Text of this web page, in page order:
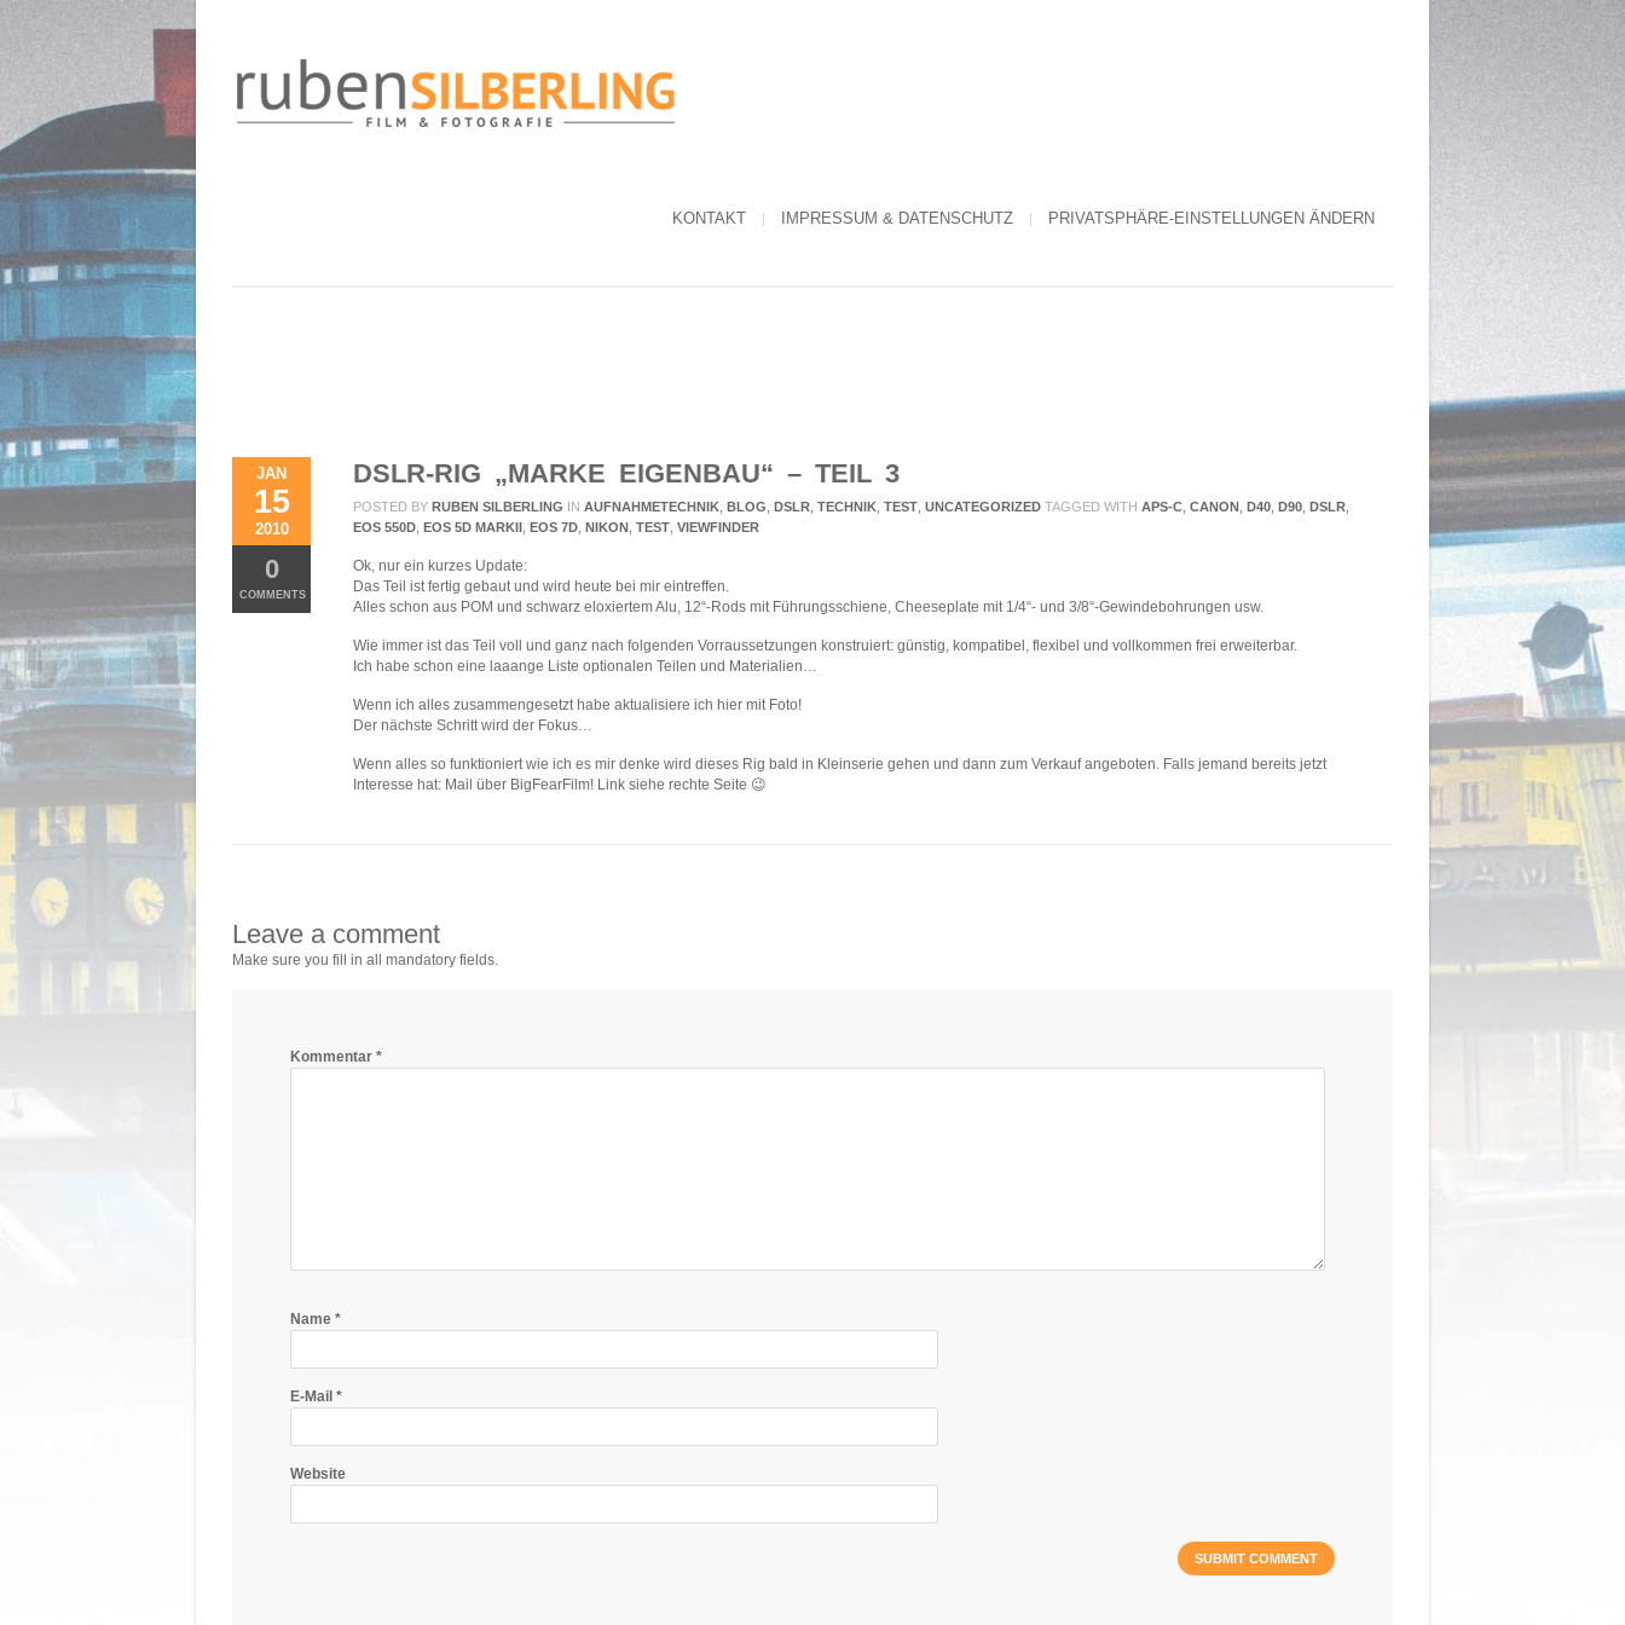
KONTAKT IMPRESSUM & DATENSCHUTZ PRIVATSPHÄRE-EINSTELLUNGEN ÄNDERN
JAN
15
2010
0
COMMENTS
DSLR-RIG „MARKE EIGENBAU“ – TEIL 3
POSTED BY RUBEN SILBERLING IN AUFNAHMETECHNIK BLOG DSLR TECHNIK TEST UNCATEGORIZED TAGGED WITH APS-C CANON D40 D90 DSLR
EOS 550D EOS 5D MARKII EOS 7D NIKON TEST VIEWFINDER
Ok, nur ein kurzes Update:
Das Teil ist fertig gebaut und wird heute bei mir eintreffen.
Alles schon aus POM und schwarz eloxiertem Alu, 12“-Rods mit Führungsschiene, Cheeseplate mit 1/4“- und 3/8“-Gewindebohrungen usw.
Wie immer ist das Teil voll und ganz nach folgenden Vorraussetzungen konstruiert: günstig, kompatibel, flexibel und vollkommen frei erweiterbar.
Ich habe schon eine laaange Liste optionalen Teilen und Materialien…
Wenn ich alles zusammengesetzt habe aktualisiere ich hier mit Foto!
Der nächste Schritt wird der Fokus…
Wenn alles so funktioniert wie ich es mir denke wird dieses Rig bald in Kleinserie gehen und dann zum Verkauf angeboten. Falls jemand bereits jetzt
Interesse hat: Mail über BigFearFilm! Link siehe rechte Seite 😉
Leave a comment
Make sure you fill in all mandatory fields.
Kommentar *
Name *
E-Mail *
Website